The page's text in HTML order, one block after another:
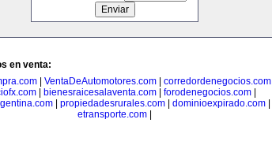
en venta:
| VentaDeAutomotores.com| corredordenegocios.com|
| bienesraicesalaventa.com| forodenegocios.com|
propiedadesrurales.com dominioexpirado.com
etransporte.com